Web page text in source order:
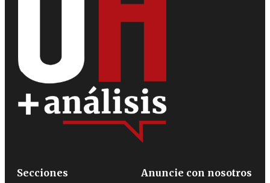
Secciones
Anuncie con nosotros